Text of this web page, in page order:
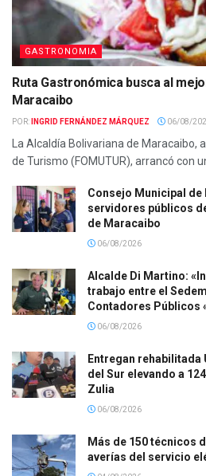
GASTRONOMIA
Ruta Gastronómica busca al
Maracaibo
POR: INGRID FERNÁNDEZ MÁRQUEZ 06/08/
La Alcaldía Bolivariana de Maracaibo,
de Turismo (FOMUTUR), arrancó con
Consejo Municipal
servidores públicos
de Maracaibo
06/08/2026
Alcalde Di Martino:
trabajo entre el
Contadores Públicos
06/08/2026
Entregan rehabilitada
del Sur elevando a
Zulia
06/08/2026
Más de 150 técnicos
averías del servicio